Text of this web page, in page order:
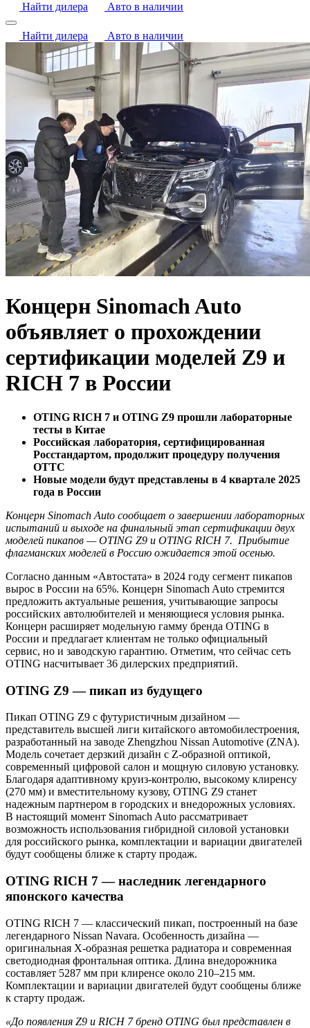
Найти дилера Авто в наличии
Найти дилера Авто в наличии
Концерн Sinomach Auto
объявляет о прохождении
сертификации моделей Z9 и
RICH 7 в России
OTING RICH 7 и OTING Z9 прошли лабораторные
тесты в Китае
Российская лаборатория, сертифицированная
Росстандартом, продолжит процедуру получения
ОТТС
Новые модели будут представлены в 4 квартале 2025
года в России
Концерн Sinomach Auto сообщает о завершении лабораторных
испытаний и выходе на финальный этап сертификации двух
моделей пикапов — OTING Z9 и OTING RICH 7. Прибытие
флагманских моделей в Россию ожидается этой осенью.
Согласно данным «Автостата» в 2024 году сегмент пикапов
вырос в России на 65%. Концерн Sinomach Auto стремится
предложить актуальные решения, учитывающие запросы
российских автолюбителей и меняющиеся условия рынка.
Концерн расширяет модельную гамму бренда OTING в
России и предлагает клиентам не только официальный
сервис, но и заводскую гарантию. Отметим, что сейчас сеть
OTING насчитывает 36 дилерских предприятий.
OTING Z9 — пикап из будущего
Пикап OTING Z9 с футуристичным дизайном —
представитель высшей лиги китайского автомобилестроения,
разработанный на заводе Zhengzhou Nissan Automotive (ZNA).
Модель сочетает дерзкий дизайн с Z-образной оптикой,
современный цифровой салон и мощную силовую установку.
Благодаря адаптивному круиз-контролю, высокому клиренсу
(270 мм) и вместительному кузову, OTING Z9 станет
надежным партнером в городских и внедорожных условиях.
В настоящий момент Sinomach Auto рассматривает
возможность использования гибридной силовой установки
для российского рынка, комплектации и вариации двигателей
будут сообщены ближе к старту продаж.
OTING RICH 7 — наследник легендарного
японского качества
OTING RICH 7 — классический пикап, построенный на базе
легендарного Nissan Navara. Особенность дизайна —
оригинальная Х-образная решетка радиатора и современная
светодиодная фронтальная оптика. Длина внедорожника
составляет 5287 мм при клиренсе около 210–215 мм.
Комплектации и вариации двигателей будут сообщены ближе
к старту продаж.
«До появления Z9 и RICH 7 бренд OTING был представлен в